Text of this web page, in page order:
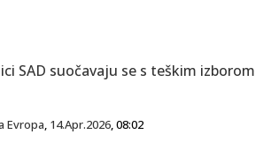
Evropa, 14.Apr.2026, 08:02